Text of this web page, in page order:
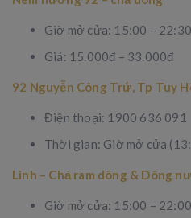
Giờ mở cửa: 15:00 – 22:30
Giá: 15.000đ – 33.000đ
92 Nguyễn Công Trứ, Tp Tuy
Điện thoại: 1900 636 091
Thời gian: Giờ mở cửa
Linh – Chả ram dông & Dông
Giờ mở cửa: 15:00 – 22:00